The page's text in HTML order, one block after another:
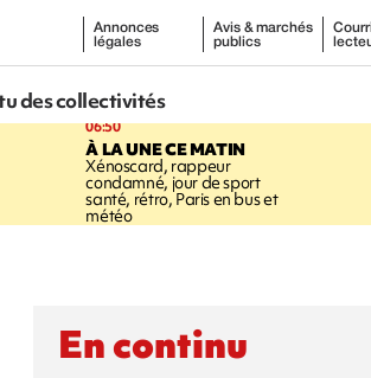
Annonces
légales
Avis & marchés
publics
des collectivités
06:50
À LA UNE CE MATIN
Xénoscard, rappeur
condamné, jour de sport
santé, rétro, Paris en bus et
météo
En continu